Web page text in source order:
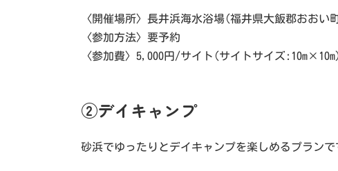
〈開催場所〉長井浜海水浴場(福井県大飯郡おおい
〈参加方法〉要予約
〈参加費〉5,000円/サイト(サイトサイズ:10m×10m)
②デイキャンプ
砂浜でゆったりとデイキャンプを楽しめるプランで